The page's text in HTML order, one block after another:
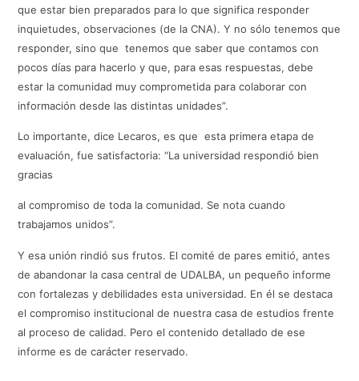
que estar bien preparados para lo que significa responder
inquietudes, observaciones (de la CNA). Y no sólo tenemos que
responder, sino que tenemos que saber que contamos con
pocos días para hacerlo y que, para esas respuestas, debe
estar la comunidad muy comprometida para colaborar con
información desde las distintas unidades”.
Lo importante, dice Lecaros, es que esta primera etapa de
evaluación, fue satisfactoria: “La universidad respondió bien
gracias
al compromiso de toda la comunidad. Se nota cuando
trabajamos unidos”.
Y esa unión rindió sus frutos. El comité de pares emitió, antes
de abandonar la casa central de UDALBA, un pequeño informe
con fortalezas y debilidades esta universidad. En él se destaca
el compromiso institucional de nuestra casa de estudios frente
al proceso de calidad. Pero el contenido detallado de ese
informe es de carácter reservado.